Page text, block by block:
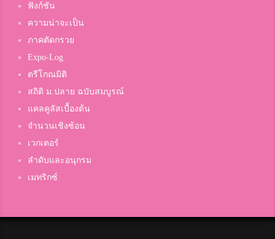
ฟังก์ชัน
ความน่าจะเป็น
ภาคตัดกรวย
Expo-Log
ตรีโกณมิติ
สถิติ ม.ปลาย ฉบับสมบูรณ์
แคลคูลัสเบื้องต้น
จำนวนเชิงซ้อน
เวกเตอร์
ลำดับและอนุกรม
เมทริกซ์